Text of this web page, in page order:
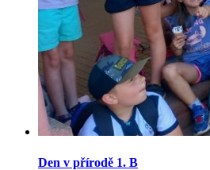
Den v přírodě 1. B